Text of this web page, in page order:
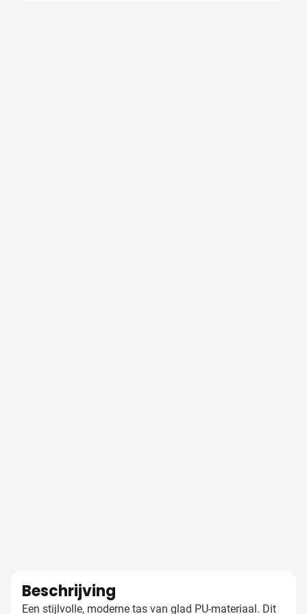
Beschrijving
Een stijlvolle, moderne tas van glad PU-materiaal. Dit